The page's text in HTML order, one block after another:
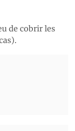
de cobrir les